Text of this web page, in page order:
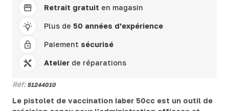
Retrait gratuit en magasin
Plus de 50 années d'expérience
Paiement sécurisé
Atelier de réparations
Réf: 51244010
Le pistolet de vaccination Iaber 50cc est un outil de